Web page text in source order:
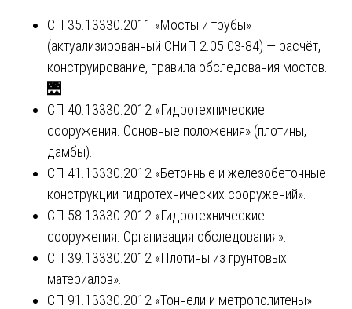
СП 35.13330.2011 «Мосты и трубы»
(актуализированный СНиП 2.05.03-84) — расчёт,
конструирование, правила обследования мостов.
🌉
СП 40.13330.2012 «Гидротехнические
сооружения. Основные положения» (плотины,
дамбы).
СП 41.13330.2012 «Бетонные и железобетонные
конструкции гидротехнических сооружений».
СП 58.13330.2012 «Гидротехнические
сооружения. Организация обследования».
СП 39.13330.2012 «Плотины из грунтовых
материалов».
СП 91.13330.2012 «Тоннели и метрополитены»